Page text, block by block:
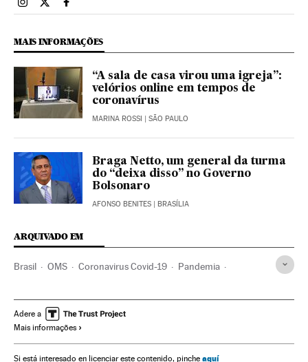
Brasil El País Brasil en Instagram
Brasil El País Brasil en Twitter
Brasil El País Brasil en Facebook
MAIS INFORMAÇÕES
“A sala de casa virou uma igreja”:
velórios online em tempos de
coronavírus
MARINA ROSSI | SÃO PAULO
Braga Netto, um general da turma
do “deixa disso” no Governo
Bolsonaro
AFONSO BENITES | BRASÍLIA
ARQUIVADO EM
Brasil OMS Coronavirus Covid-19 Pandemia
Ministério Saúde
Adere a
Mais informações
Si está interesado en licenciar este contenido, pinche aquí